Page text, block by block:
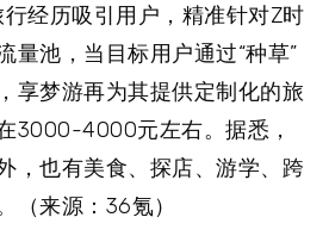
行经历吸引用户，精准针对Z时
量池，当目标用户通过“种草”
享梦游再为其提供定制化的旅
3000-4000元左右。据悉，
，也有美食、探店、游学、跨
（来源：36氪）